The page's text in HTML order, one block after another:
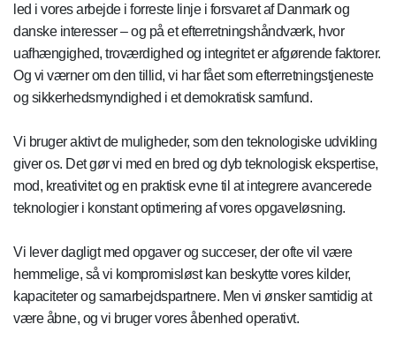
led i vores arbejde i forreste linje i forsvaret af Danmark og
danske interesser – og på et efterretningshåndværk, hvor
uafhængighed, troværdighed og integritet er afgørende faktorer.
Og vi værner om den tillid, vi har fået som efterretningstjeneste
og sikkerhedsmyndighed i et demokratisk samfund.
Vi bruger aktivt de muligheder, som den teknologiske udvikling
giver os. Det gør vi med en bred og dyb teknologisk ekspertise,
mod, kreativitet og en praktisk evne til at integrere avancerede
teknologier i konstant optimering af vores opgaveløsning.
Vi lever dagligt med opgaver og succeser, der ofte vil være
hemmelige, så vi kompromisløst kan beskytte vores kilder,
kapaciteter og samarbejdspartnere. Men vi ønsker samtidig at
være åbne, og vi bruger vores åbenhed operativt.